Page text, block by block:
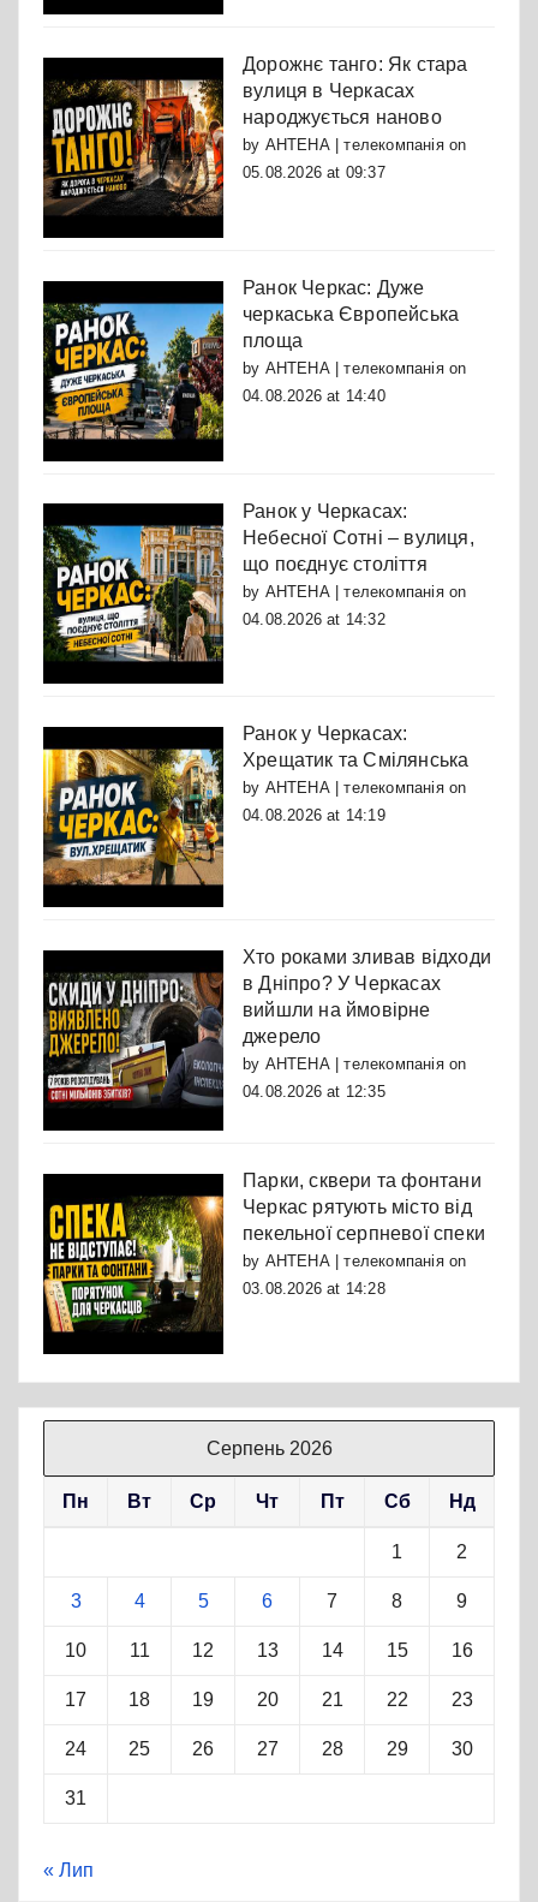
Дорожнє танго: Як стара
вулиця в Черкасах
народжується наново
by АНТЕНА | телекомпаніяon
05.08.2026 at 09:37
Ранок Черкас: Дуже
черкаська Європейська
площа
by АНТЕНА | телекомпаніяon
04.08.2026 at 14:40
Ранок у Черкасах:
Небесної Сотні – вулиця,
що поєднує століття
by АНТЕНА | телекомпаніяon
04.08.2026 at 14:32
Ранок у Черкасах:
Хрещатик та Смілянська
by АНТЕНА | телекомпаніяon
04.08.2026 at 14:19
Хто роками зливав відходи
в Дніпро? У Черкасах
вийшли на ймовірне
джерело
by АНТЕНА | телекомпаніяon
04.08.2026 at 12:35
Парки, сквери та фонтани
Черкас рятують місто від
пекельної серпневої спеки
by АНТЕНА | телекомпаніяon
03.08.2026 at 14:28
Серпень 2026
Пн Вт Ср Чт Пт Сб Нд
1 2
3 4 5 6 7 8 9
10 11 12 13 14 15 16
17 18 19 20 21 22 23
24 25 26 27 28 29 30
31
« Лип